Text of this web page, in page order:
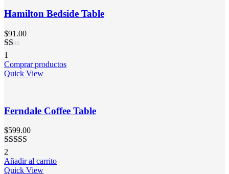
Hamilton Bedside Table
$91.00
Valorado
en
1.00
de
1
Comprar productos
Quick View
Ferndale Coffee Table
$599.00
Valorado
en3.00
de 5
2
Añadir al carrito
Quick View